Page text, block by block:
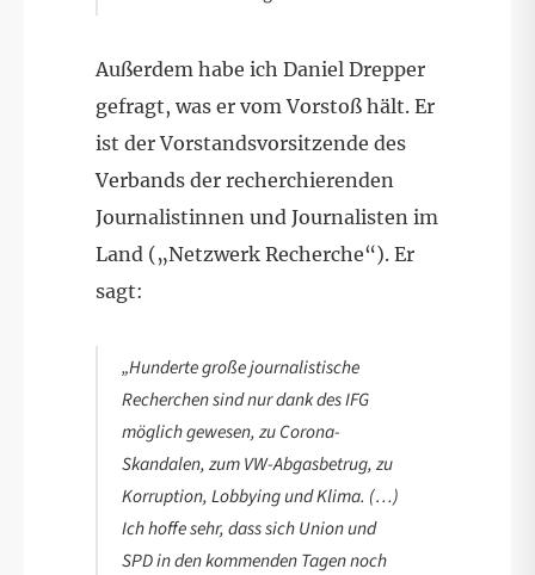
Außerdem habe ich Daniel Drepper
gefragt, was er vom Vorstoß hält. Er
ist der Vorstandsvorsitzende des
Verbands der recherchierenden
Journalistinnen und Journalisten im
Land („Netzwerk Recherche“). Er
sagt:
„Hunderte große journalistische
Recherchen sind nur dank des IFG
möglich gewesen, zu Corona-
Skandalen, zum VW-Abgasbetrug, zu
Korruption, Lobbying und Klima. (…)
Ich hoffe sehr, dass sich Union und
SPD in den kommenden Tagen noch